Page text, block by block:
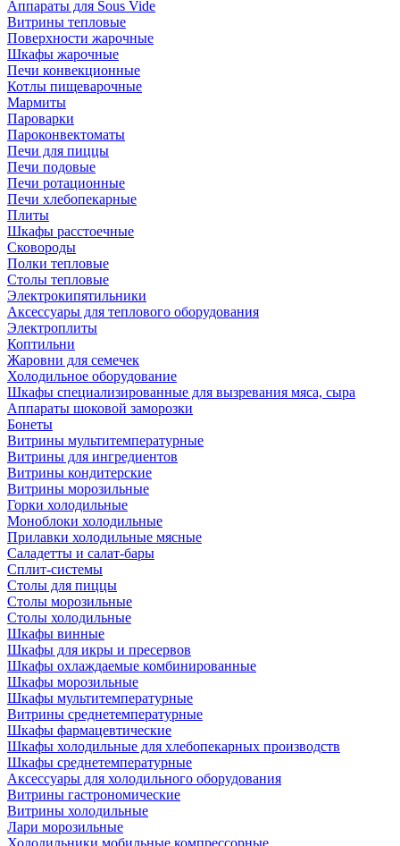
Аппараты для Sous Vide
Витрины тепловые
Поверхности жарочные
Шкафы жарочные
Печи конвекционные
Котлы пищеварочные
Мармиты
Пароварки
Пароконвектоматы
Печи для пиццы
Печи подовые
Печи ротационные
Печи хлебопекарные
Плиты
Шкафы расстоечные
Сковороды
Полки тепловые
Столы тепловые
Электрокипятильники
Аксессуары для теплового оборудования
Электроплиты
Коптильни
Жаровни для семечек
Холодильное оборудование
Шкафы специализированные для вызревания мяса, сыра
Аппараты шоковой заморозки
Бонеты
Витрины мультитемпературные
Витрины для ингредиентов
Витрины кондитерские
Витрины морозильные
Горки холодильные
Моноблоки холодильные
Прилавки холодильные мясные
Саладетты и салат-бары
Сплит-системы
Столы для пиццы
Столы морозильные
Столы холодильные
Шкафы винные
Шкафы для икры и пресервов
Шкафы охлаждаемые комбинированные
Шкафы морозильные
Шкафы мультитемпературные
Витрины среднетемпературные
Шкафы фармацевтические
Шкафы холодильные для хлебопекарных производств
Шкафы среднетемпературные
Аксессуары для холодильного оборудования
Витрины гастрономические
Витрины холодильные
Лари морозильные
Холодильники мобильные компрессорные